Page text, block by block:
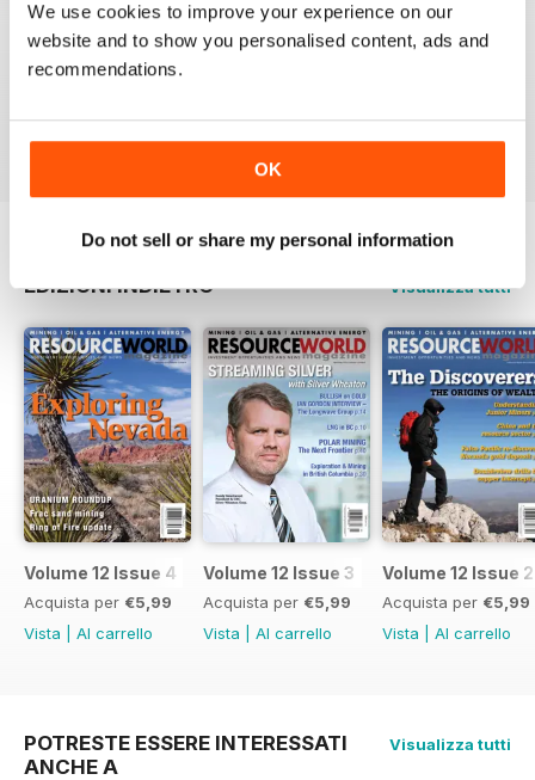
We use cookies to improve your experience on our
website and to show you personalised content, ads and
recommendations.
OK
Do not sell or share my personal information
1 0
VISUALIZZA LE RECENSIONI
EDIZIONI INDIETRO Visualizza tutti
Volume 12 Issue 4
Acquista per €5,99
Vista
Al carrello
Volume 12 Issue 3
Acquista per €5,99
Vista
Al carrello
Volume 12 Issue 2
Acquista per €5,99
Vista
Al carrello
POTRESTE ESSERE INTERESSATI
ANCHE A
Visualizza tutti